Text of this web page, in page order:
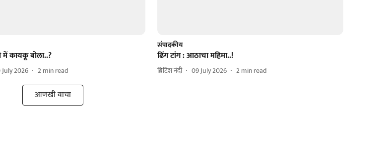
में कायकू बोला..?
July 2026 2min read
संपादकीय
ढिंग टांग : आठाचा महिमा..!
ब्रिटिश नंदी 09 July 2026 2min read
आणखी वाचा